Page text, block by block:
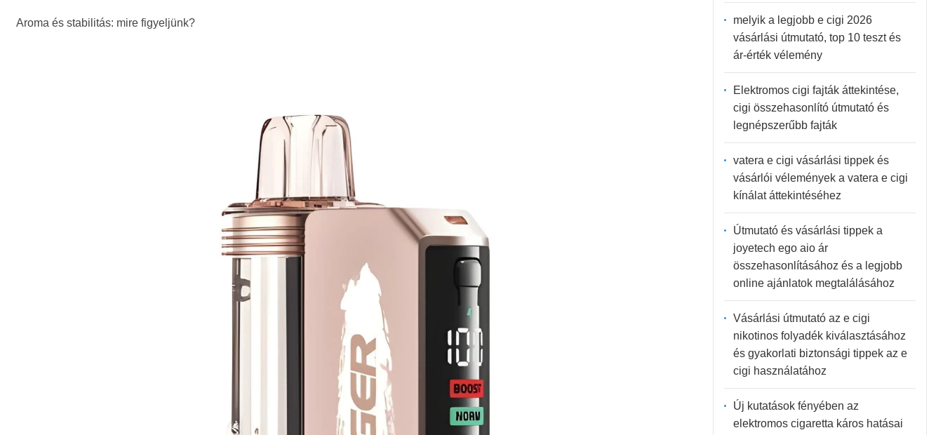
Aroma és stabilitás: mire figyeljünk?
melyik a legjobb e cigi 2026
vásárlási útmutató, top 10 teszt és
ár-érték vélemény
Elektromos cigi fajták áttekintése,
cigi összehasonlító útmutató és
legnépszerűbb fajták
vatera e cigi vásárlási tippek és
vásárlói vélemények a vatera e cigi
kínálat áttekintéséhez
Útmutató és vásárlási tippek a
joyetech ego aio ár
összehasonlításához és a legjobb
online ajánlatok megtalálásához
Vásárlási útmutató az e cigi
nikotinos folyadék kiválasztásához
és gyakorlati biztonsági tippek az e
cigi használatához
Új kutatások fényében az
elektromos cigaretta káros hatásai